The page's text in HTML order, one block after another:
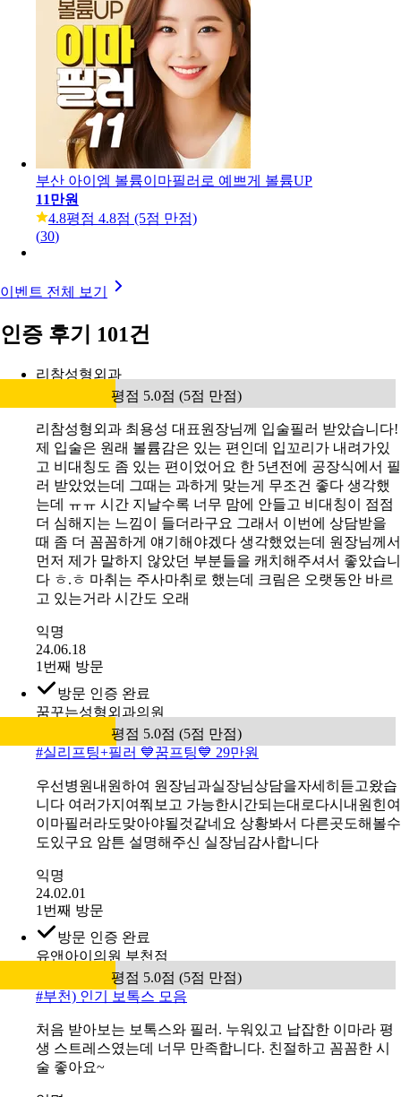
부산 아이엠 볼륨이마필러로 예쁘게 볼륨UP
11만원
4.8평점 4.8점 (5점 만점)
(30)
이벤트 전체 보기
인증 후기 101건
리참성형외과
평점 5.0점 (5점 만점)
리참성형외과 최용성 대표원장님께 입술필러 받았습니다!
제 입술은 원래 볼륨감은 있는 편인데 입꼬리가 내려가있
고 비대칭도 좀 있는 편이었어요 한 5년전에 공장식에서 필
러 받았었는데 그때는 과하게 맞는게 무조건 좋다 생각했
는데 ㅠㅠ 시간 지날수록 너무 맘에 안들고 비대칭이 점점
더 심해지는 느낌이 들더라구요 그래서 이번에 상담받을
때 좀 더 꼼꼼하게 얘기해야겠다 생각했었는데 원장님께서
먼저 제가 말하지 않았던 부분들을 캐치해주셔서 좋았습니
다 ㅎ.ㅎ 마취는 주사마취로 했는데 크림은 오랫동안 바르
고 있는거라 시간도 오래
익명
24.06.18
1번째 방문
방문 인증 완료
꿈꾸는성형외과의원
평점 5.0점 (5점 만점)
#실리프팅+필러 💙꿈프팅💙 29만원
우선병원내원하여 원장님과실장님상담을자세히듣고왔습
니다 여러가지여쭤보고 가능한시간되는대로다시내원힌여
이마필러라도맞아야될것같네요 상황봐서 다른곳도해볼수
도있구요 암튼 설명해주신 실장님감사합니다
익명
24.02.01
1번째 방문
방문 인증 완료
유앤아이의원 부천점
평점 5.0점 (5점 만점)
#부천) 인기 보톡스 모음
처음 받아보는 보톡스와 필러. 누워있고 납잡한 이마라 평
생 스트레스였는데 너무 만족합니다. 친절하고 꼼꼼한 시
술 좋아요~